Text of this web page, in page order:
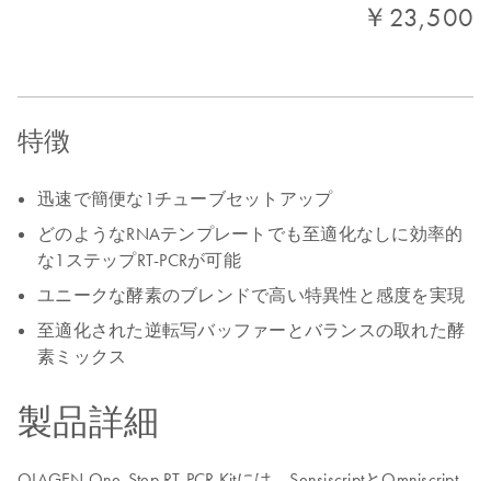
￥23,500
特徴
迅速で簡便な1チューブセットアップ
どのようなRNAテンプレートでも至適化なしに効率的
な1ステップRT-PCRが可能
ユニークな酵素のブレンドで高い特異性と感度を実現
至適化された逆転写バッファーとバランスの取れた酵
素ミックス
製品詳細